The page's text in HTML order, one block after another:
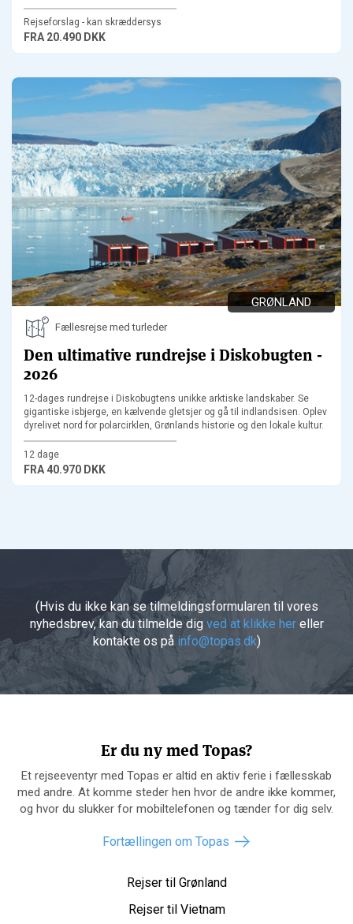
Rejseforslag - kan skræddersys
FRA 20.490 DKK
GRØNLAND
Fællesrejse med turleder
Den ultimative rundrejse i Diskobugten -
2026
12-dages rundrejse i Diskobugtens unikke arktiske landskaber. Se
gigantiske isbjerge, en kælvende gletsjer og gå til indlandsisen. Oplev
dyrelivet nord for polarcirklen, Grønlands historie og den lokale kultur.
12 dage
FRA 40.970 DKK
(Hvis du ikke kan se tilmeldingsformularen til vores
nyhedsbrev, kan du tilmelde dig ved at klikke hereller
kontakte os på info@topas.dk)
Er du ny med Topas?
Et rejseeventyr med Topas er altid en aktiv ferie i fællesskab
med andre. At komme steder hen hvor de andre ikke kommer,
og hvor du slukker for mobiltelefonen og tænder for dig selv.
Fortællingen om Topas
Rejser til Grønland
Rejser til Vietnam